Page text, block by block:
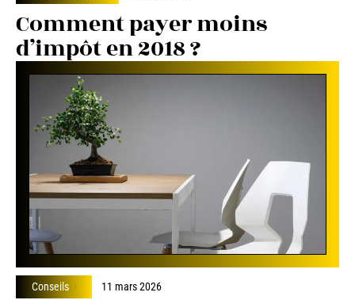
Comment payer moins
d’impôt en 2018 ?
Conseils 11 mars 2026